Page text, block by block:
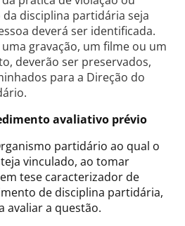
disciplina partidária seja
deverá ser identificada.
gravação, um filme ou um
deverão ser preservados,
para a Direção do
avaliativo prévio
partidário ao qual o
vinculado, ao tomar
tese caracterizador de
de disciplina partidária,
avaliar a questão.